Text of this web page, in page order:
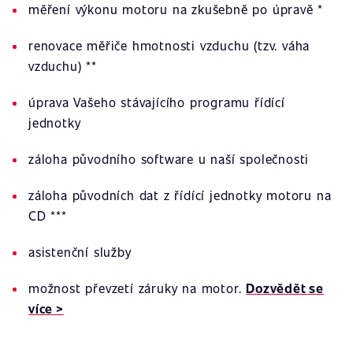
měření výkonu motoru na zkušebně po úpravě *
renovace měřiče hmotnosti vzduchu (tzv. váha
vzduchu) **
úprava Vašeho stávajícího programu řídící
jednotky
záloha původního software u naší společnosti
záloha původních dat z řídící jednotky motoru na
CD ***
asistenční služby
možnost převzetí záruky na motor.Dozvědět se
více >